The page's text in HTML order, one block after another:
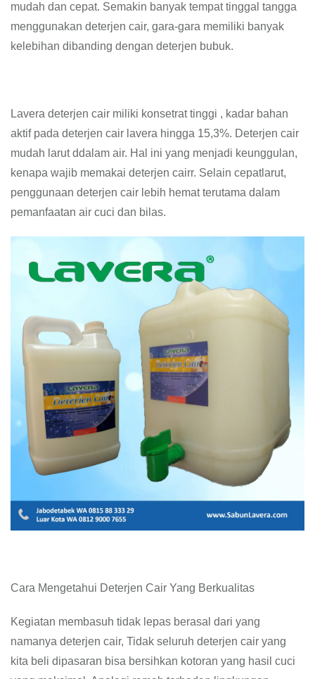
mudah dan cepat. Semakin banyak tempat tinggal tangga
menggunakan deterjen cair, gara-gara memiliki banyak
kelebihan dibanding dengan deterjen bubuk.
Lavera deterjen cair miliki konsetrat tinggi , kadar bahan
aktif pada deterjen cair lavera hingga 15,3%. Deterjen cair
mudah larut ddalam air. Hal ini yang menjadi keunggulan,
kenapa wajib memakai deterjen cairr. Selain cepatlarut,
penggunaan deterjen cair lebih hemat terutama dalam
pemanfaatan air cuci dan bilas.
Cara Mengetahui Deterjen Cair Yang Berkualitas
Kegiatan membasuh tidak lepas berasal dari yang
namanya deterjen cair, Tidak seluruh deterjen cair yang
kita beli dipasaran bisa bersihkan kotoran yang hasil cuci